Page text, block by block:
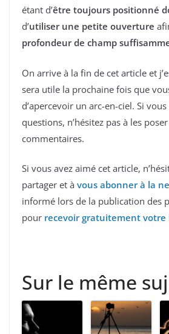
étant d’être toujours positionné
d’utiliser une petite ouverture
profondeur de champ
On arrive à la fin de cet article et
sera utile la prochaine fois que
d’apercevoir un arc-en-ciel. Si vous
questions, n’hésitez pas à les
commentaires.
Si vous avez aimé cet article,
partager et à vous abonner à la
informé lors de la publication des
pour recevoir gratuitement votre
Sur le même